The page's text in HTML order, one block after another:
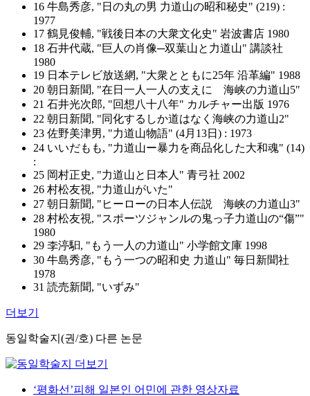
16 牛島秀彦, "日の丸の男 力道山の昭和秘史" (219) :
1977
17 鶴見俊輔, "戦後日本の大衆文化史" 岩波書店 1980
18 石井代蔵, "巨人の肖像─双葉山と力道山" 講談社
1980
19 日本テレビ放送網, "大衆とともに25年 沿革編" 1988
20 朝日新聞, "在日一人一人の支えに 海峡の力道山5"
21 石井光次郎, "回想八十八年" カルチャー出版 1976
22 朝日新聞, "同化するしか道はなく海峡の力道山2"
23 佐野美津男, "力道山物語" (4月13日) : 1973
24 いいだもも, "力道山ー暴力を商品化した大和魂" (14)
:
25 岡村正史, "力道山と日本人" 青弓社 2002
26 村松友視, "力道山がいた"
27 朝日新聞, "ヒーローの日本人伝説 海峡の力道山3"
28 村松友視, "スポーツジャンルの鬼っ子力道山の“傷”"
1980
29 李渟馹, "もう一人の力道山" 小学館文庫 1998
30 牛島秀彦, "もう一つの昭和史 力道山" 毎日新聞社
1978
31 読売新聞, "いずみ"
더보기
동일학술지(권/호) 다른 논문
‘평화선’피해 일본인 어민에 관한 영상자료